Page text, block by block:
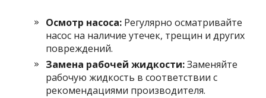
Осмотр насоса: Регулярно осматривайте
насос на наличие утечек, трещин и других
повреждений.
Замена рабочей жидкости:Заменяйте
рабочую жидкость в соответствии с
рекомендациями производителя.